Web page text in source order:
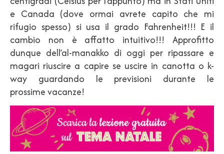
e Canada (dove ormai avrete capito che mi
rifugio spesso) si usa il grado Fahrenheit!!! E il
cambio non è affatto intuitivo!!! Approfitto
dunque dell’al-manakko di oggi per ripassare e
magari riuscire a capire se uscire in canotta o k-
way guardando le previsioni durante le
prossime vacanze!